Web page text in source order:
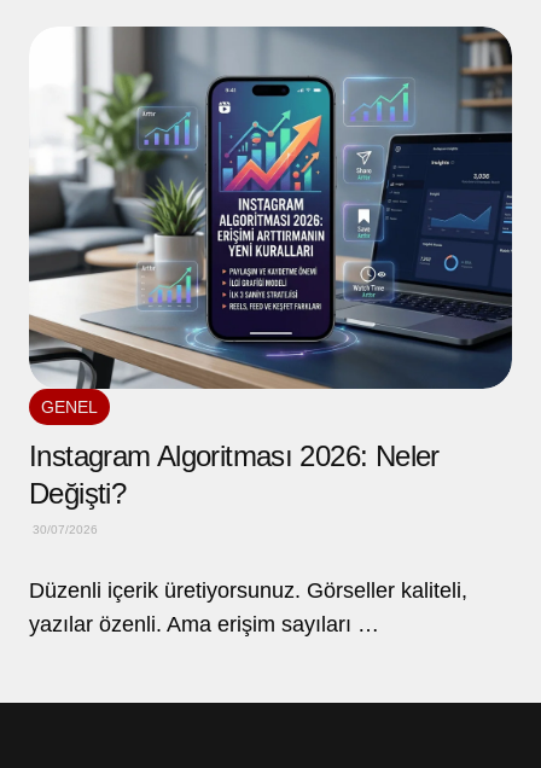
GENEL
Instagram Algoritması 2026: Neler
Değişti?
30/07/2026
Düzenli içerik üretiyorsunuz. Görseller kaliteli,
yazılar özenli. Ama erişim sayıları …